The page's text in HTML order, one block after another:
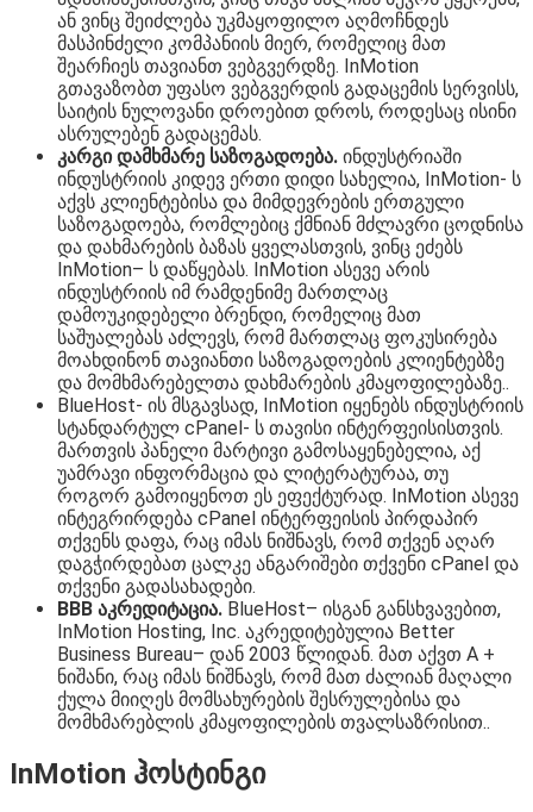
ან ვინც შეიძლება უკმაყოფილო აღმოჩნდეს
მასპინძელი კომპანიის მიერ, რომელიც მათ
შეარჩიეს თავიანთ ვებგვერდზე. InMotion
გთავაზობთ უფასო ვებგვერდის გადაცემის სერვისს,
საიტის ნულოვანი დროებით დროს, როდესაც ისინი
ასრულებენ გადაცემას.
კარგი დამხმარე საზოგადოება. ინდუსტრიაში
ინდუსტრიის კიდევ ერთი დიდი სახელია, InMotion- ს
აქვს კლიენტებისა და მიმდევრების ერთგული
საზოგადოება, რომლებიც ქმნიან მძლავრი ცოდნისა
და დახმარების ბაზას ყველასთვის, ვინც ეძებს
InMotion– ს დაწყებას. InMotion ასევე არის
ინდუსტრიის იმ რამდენიმე მართლაც
დამოუკიდებელი ბრენდი, რომელიც მათ
საშუალებას აძლევს, რომ მართლაც ფოკუსირება
მოახდინონ თავიანთი საზოგადოების კლიენტებზე
და მომხმარებელთა დახმარების კმაყოფილებაზე..
BlueHost- ის მსგავსად, InMotion იყენებს ინდუსტრიის
სტანდარტულ cPanel- ს თავისი ინტერფეისისთვის.
მართვის პანელი მარტივი გამოსაყენებელია, აქ
უამრავი ინფორმაცია და ლიტერატურაა, თუ
როგორ გამოიყენოთ ეს ეფექტურად. InMotion ასევე
ინტეგრირდება cPanel ინტერფეისის პირდაპირ
თქვენს დაფა, რაც იმას ნიშნავს, რომ თქვენ აღარ
დაგჭირდებათ ცალკე ანგარიშები თქვენი cPanel და
თქვენი გადასახადები.
BBB აკრედიტაცია. BlueHost– ისგან განსხვავებით,
InMotion Hosting, Inc. აკრედიტებულია Better
Business Bureau– დან 2003 წლიდან. მათ აქვთ A +
ნიშანი, რაც იმას ნიშნავს, რომ მათ ძალიან მაღალი
ქულა მიიღეს მომსახურების შესრულებისა და
მომხმარებლის კმაყოფილების თვალსაზრისით..
InMotion ჰოსტინგი